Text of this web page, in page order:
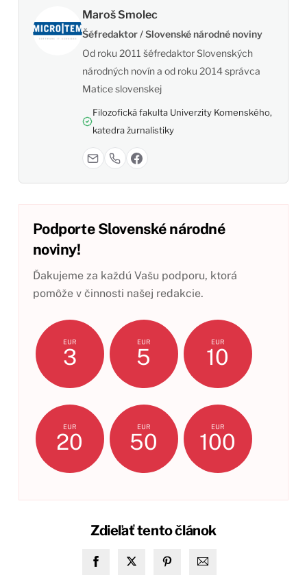
Maroš Smolec
Šéfredaktor / Slovenské národné noviny
Od roku 2011 šéfredaktor Slovenských
národných novín a od roku 2014 správca
Matice slovenskej
Filozofická fakulta Univerzity Komenského,
katedra žurnalistiky
Podporte Slovenské národné
noviny!
Ďakujeme za každú Vašu podporu, ktorá
pomôže v činnosti našej redakcie.
EUR
3
EUR
5
EUR
10
EUR
20
EUR
50
EUR
100
Zdieľať tento článok